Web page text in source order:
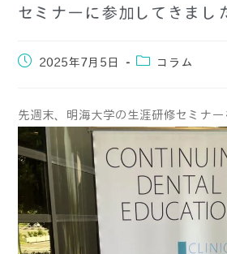
セミナーに参加してきまし
2025年7月5日 コラム
先週末、明海大学の生涯研修セミナー